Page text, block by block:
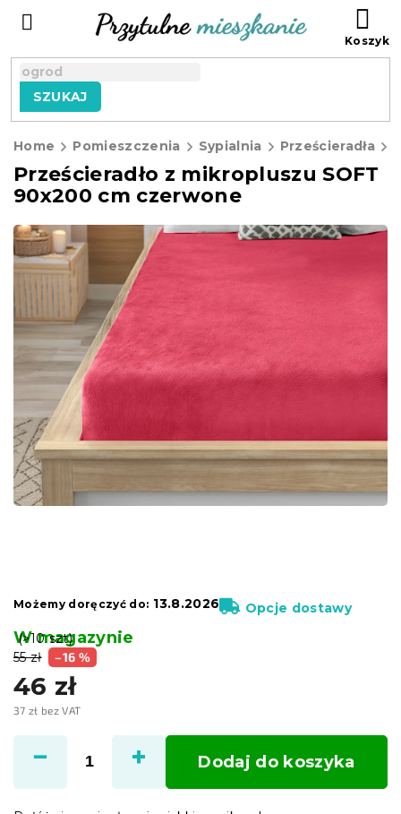
SZUKAJ
Home Pomieszczenia Sypialnia Prześcieradła
Prześcieradło z mikropluszu SOFT
90x200 cm czerwone
55 zł –16 %
46 zł
37 zł bez VAT
jednostkowa:
W magazynie
(>10 szt)
Możemy doręczyć do: 13.8.2026 Opcje dostawy
Dodaj do koszyka